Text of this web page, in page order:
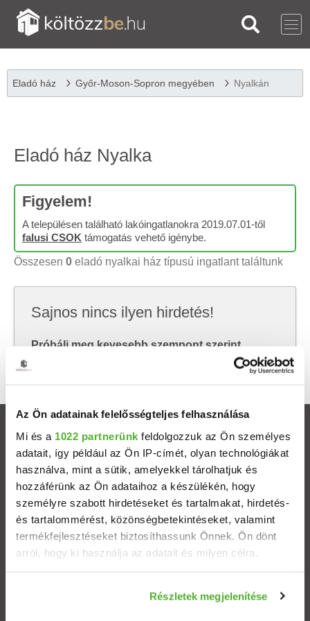
Az Ön adatainak felelősségteljes felhasználása
Mi és a 1022 partnerünk feldolgozzuk az Ön személyes
adatait, így például az Ön IP-címét, olyan technológiákat
használva, mint a sütik, amelyekkel tárolhatjuk és
hozzáférünk az Ön adataihoz a készülékén, hogy
személyre szabott hirdetéseket és tartalmakat, hirdetés-
és tartalommérést, közönségbetekintéseket, valamint
termékfejlesztéseket biztosíthassunk Önnek. Ön dönt
arról, hogy ki használja az adatait és milyen célra.
Információgyűjtés az Ön földrajzi elhelyezkedéséről
Részletek megjelenítése
Eladó ház Győr-Moson-Sopron megyében Nyalkán
Eladó ház Nyalka
Figyelem!
A településen található lakóingatlanokra 2019.07.01-től
falusi CSOK támogatás vehető igénybe.
Összesen 0 eladó nyalkai ház típusú ingatlant találtunk
Sajnos nincs ilyen hirdetés!
Próbálj meg kevesebb szempont szerint
keresni, hátha akkor megtalálod, amit keresel.
Ingatlanok
Eladó házak
Eladó lakások
Települések